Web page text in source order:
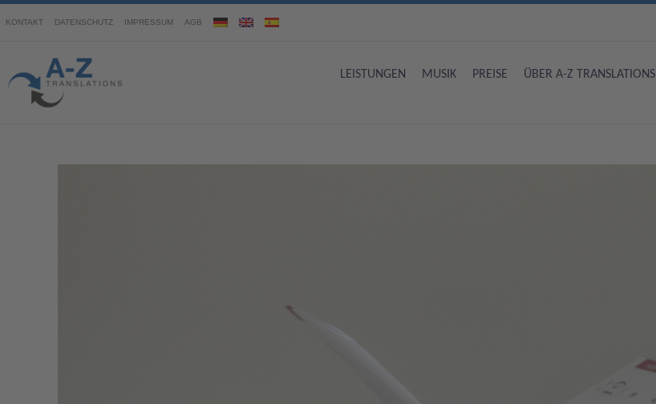
KONTAKT DATENSCHUTZ IMPRESSUM AGB
LEISTUNGEN MUSIK PREISE ÜBER A-Z TRANSLATIONS